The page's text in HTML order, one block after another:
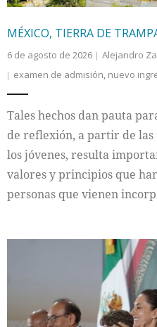
MÉXICO, TIERRA DE
6 de agosto de 2026 Alejandro
examen de admisión, nuevo
Tales hechos dan pauta
de reflexión, a partir de las
los jóvenes, resulta
valores y principios que
personas que vienen